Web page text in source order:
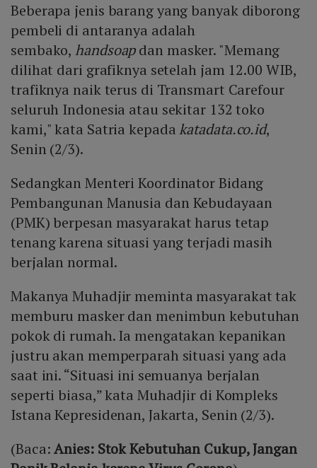
Beberapa jenis barang yang banyak diborong
pembeli di antaranya adalah
sembako,handsoapdan masker. "Memang
dilihat dari grafiknya setelah jam 12.00 WIB,
trafiknya naik terus di Transmart Carefour
seluruh Indonesia atau sekitar 132 toko
kami," kata Satria kepadakatadata.co.id,
Senin (2/3).
Sedangkan Menteri Koordinator Bidang
Pembangunan Manusia dan Kebudayaan
(PMK) berpesan masyarakat harus tetap
tenang karena situasi yang terjadi masih
berjalan normal.
Makanya Muhadjir meminta masyarakat tak
memburu masker dan menimbun kebutuhan
pokok di rumah. Ia mengatakan kepanikan
justru akan memperparah situasi yang ada
saat ini. “Situasi ini semuanya berjalan
seperti biasa,” kata Muhadjir di Kompleks
Istana Kepresidenan, Jakarta, Senin (2/3).
(Baca:Anies: Stok Kebutuhan Cukup, Jangan